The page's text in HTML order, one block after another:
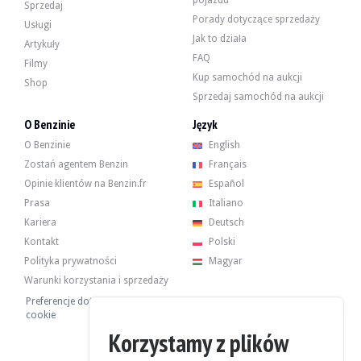
BMW M850i xDrive G15 - 2018
Sprzedaj
Usługi
Artykuły
Filmy
Shop
Porady dotyczące sprzedaży
Jak to działa
FAQ
Kup samochód na aukcji
Sprzedaj samochód na aukcji
O Benzinie
O Benzinie
Zostań agentem Benzin
Opinie klientów na Benzin.fr
Prasa
Kariera
Kontakt
Polityka prywatności
Warunki korzystania i sprzedaży
Preferencje dotyczące plików
cookie
Język
English
Français
Español
Italiano
Deutsch
Polski
Magyar
Korzystamy z plików